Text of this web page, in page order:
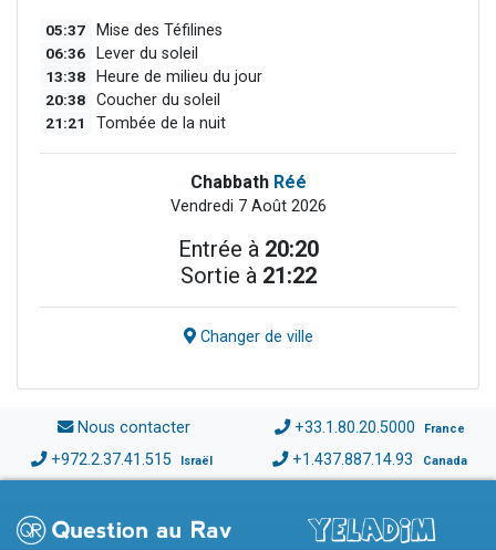
05:37 Mise des Téfilines
06:36 Lever du soleil
13:38 Heure de milieu du jour
20:38 Coucher du soleil
21:21 Tombée de la nuit
Chabbath Réé
Vendredi 7 Août 2026
Entrée à 20:20
Sortie à 21:22
Changer de ville
Nous contacter +33.1.80.20.5000 France
+972.2.37.41.515 Israël +1.437.887.14.93 Canada